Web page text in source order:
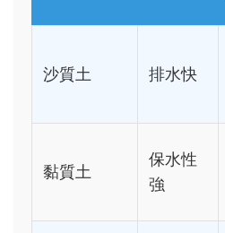
沙質土 排水快
黏質土
保水性
強